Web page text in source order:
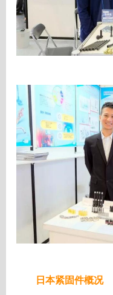
日本紧固件概况